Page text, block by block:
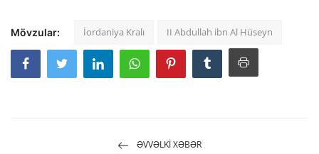
Mövzular: İordaniya Kralı II Abdullah ibn Al Hüseyn
ƏVVƏLKI XƏBƏR